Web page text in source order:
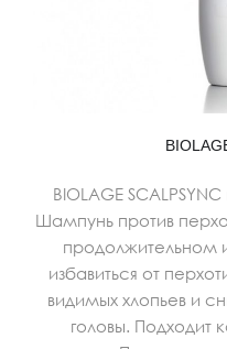
BIOLAGE
Шампунь против
продолжительном
избавиться от
видимых хлопьев и
головы. Подходит